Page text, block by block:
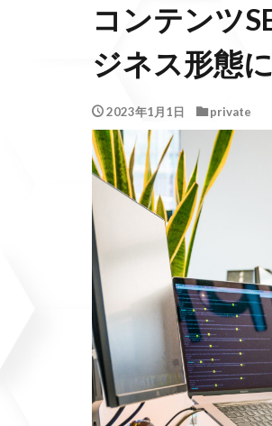
コンテンツ
ジネス形態
2023年1月1日 private